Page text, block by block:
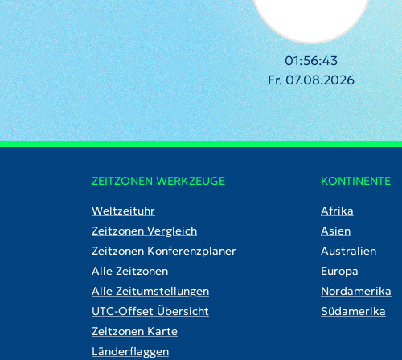
01:56:44
Fr. 07.08.2026
ZEITZONEN WERKZEUGE
Weltzeituhr
Zeitzonen Vergleich
Zeitzonen Konferenzplaner
Alle Zeitzonen
Alle Zeitumstellungen
UTC-Offset Übersicht
Zeitzonen Karte
Länderflaggen
KONTINENTE
Afrika
Asien
Australien
Europa
Nordamerika
Südamerika